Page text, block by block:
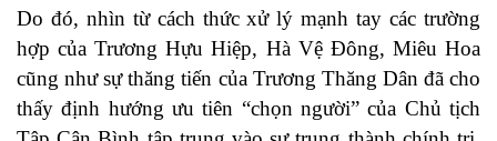
Do đó, nhìn từ cách thức xử lý mạnh tay các trường
hợp của Trương Hựu Hiệp, Hà Vệ Đông, Miêu Hoa
cũng như sự thăng tiến của Trương Thăng Dân đã cho
thấy định hướng ưu tiên “chọn người” của Chủ tịch